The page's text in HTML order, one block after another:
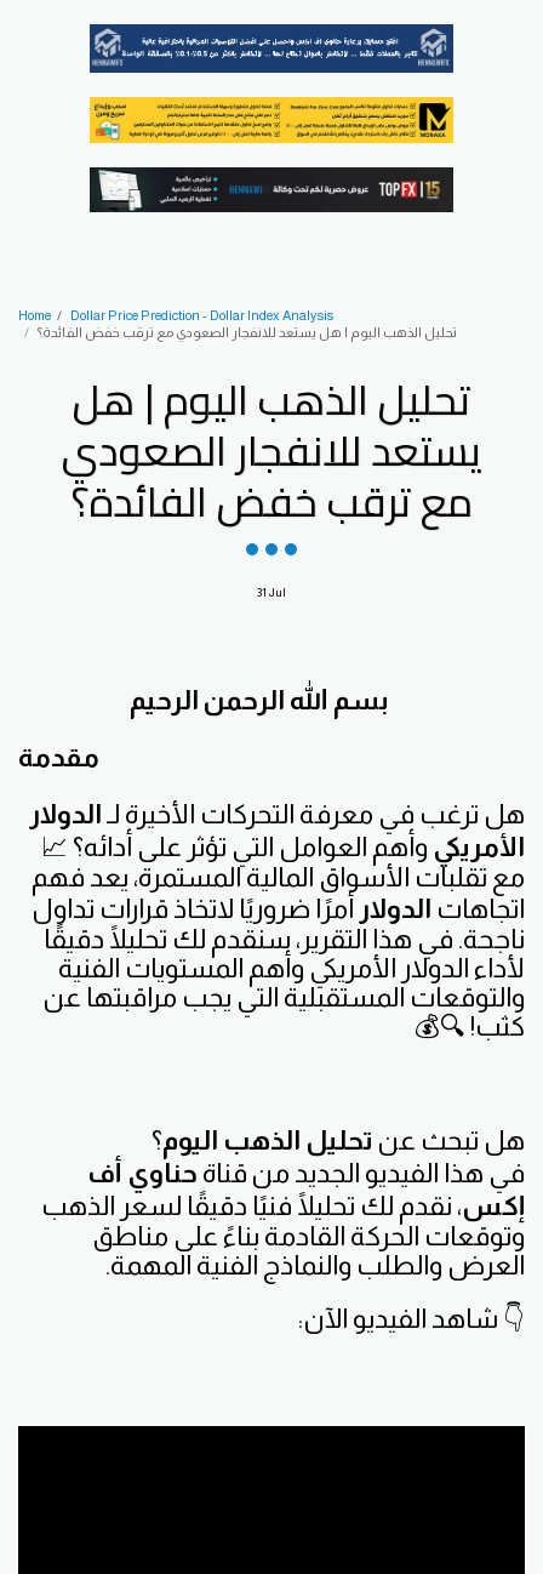
Home
Dollar Price Prediction - Dollar Index Analysis
تحليل الذهب اليوم | هل يستعد للانفجار الصعودي مع ترقب خفض الفائدة؟
تحليل الذهب اليوم | هل
يستعد للانفجار الصعودي
مع ترقب خفض الفائدة؟
31 Jul
بسم الله الرحمن الرحيم
مقدمة
هل ترغب في معرفة التحركات الأخيرة لـ الدولار
الأمريكي وأهم العوامل التي تؤثر على أدائه؟ 📈
مع تقلبات الأسواق المالية المستمرة، يعد فهم
اتجاهات الدولار أمرًا ضروريًا لاتخاذ قرارات تداول
ناجحة. في هذا التقرير، سنقدم لك تحليلًا دقيقًا
لأداء الدولار الأمريكي وأهم المستويات الفنية
والتوقعات المستقبلية التي يجب مراقبتها عن
كثب! 🔍💰
هل تبحث عن تحليل الذهب اليوم؟
في هذا الفيديو الجديد من قناة حناوي أف
إكس، نقدم لك تحليلًا فنيًا دقيقًا لسعر الذهب
وتوقعات الحركة القادمة بناءً على مناطق
العرض والطلب والنماذج الفنية المهمة.
👇 شاهد الفيديو الآن: